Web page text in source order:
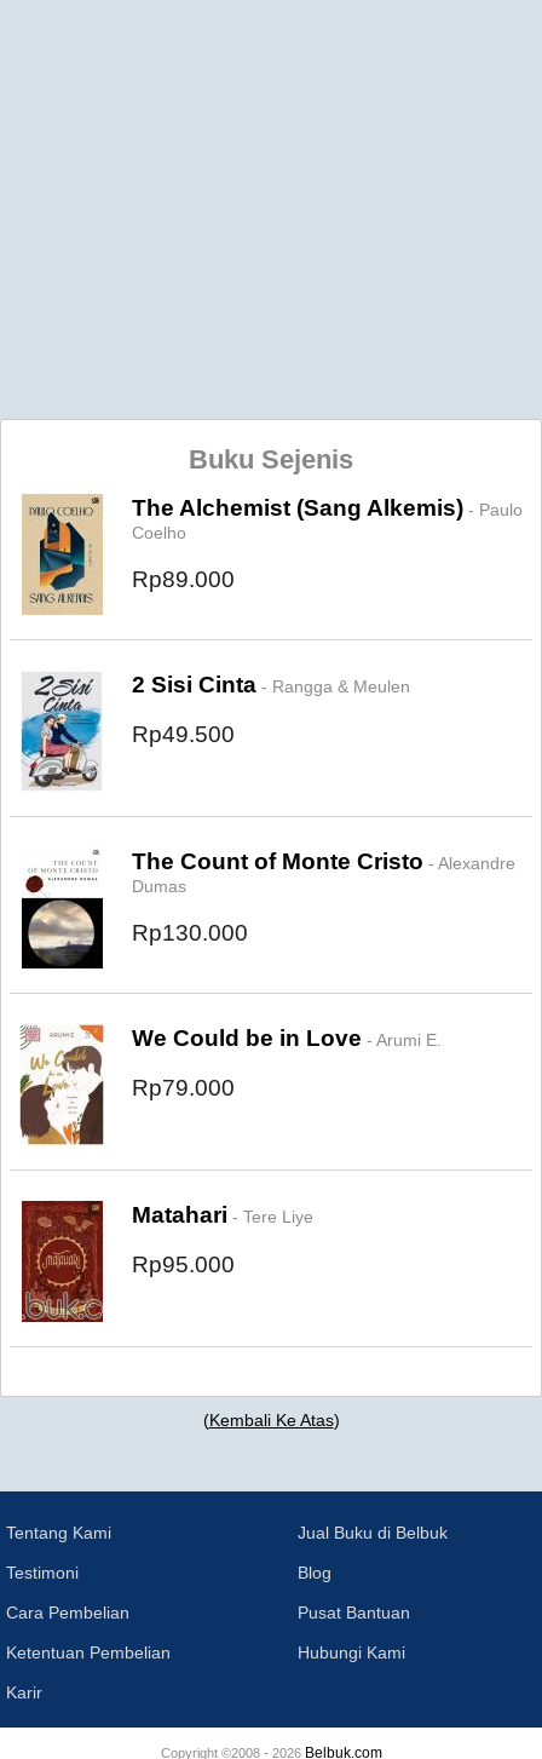
Buku Sejenis
The Alchemist (Sang Alkemis) - Paulo
Coelho
Rp89.000
2 Sisi Cinta - Rangga & Meulen
Rp49.500
The Count of Monte Cristo - Alexandre
Dumas
Rp130.000
We Could be in Love - Arumi E.
Rp79.000
Matahari - Tere Liye
Rp95.000
(Kembali Ke Atas)
Tentang Kami
Testimoni
Cara Pembelian
Ketentuan Pembelian
Karir
Jual Buku di Belbuk
Blog
Pusat Bantuan
Hubungi Kami
Copyright ©2008 - 2026 Belbuk.com